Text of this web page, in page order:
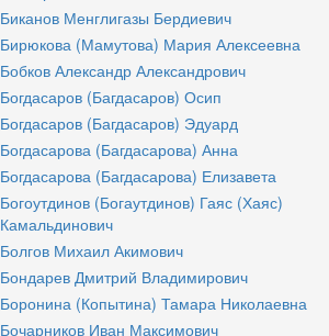
Биканов Менглигазы Бердиевич
Бирюкова (Мамутова) Мария Алексеевна
Бобков Александр Александрович
Богдасаров (Багдасаров) Осип
Богдасаров (Багдасаров) Эдуард
Богдасарова (Багдасарова) Анна
Богдасарова (Багдасарова) Елизавета
Богоутдинов (Богаутдинов) Гаяс (Хаяс)
Камальдинович
Болгов Михаил Акимович
Бондарев Дмитрий Владимирович
Боронина (Копытина) Тамара Николаевна
Бочарников Иван Максимович